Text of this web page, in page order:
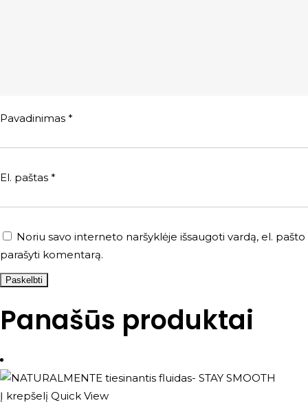
Pavadinimas *
El. paštas *
Noriu savo interneto naršyklėje išsaugoti vardą, el.
parašyti komentarą.
Panašūs produktai
Į krepšelį Quick View